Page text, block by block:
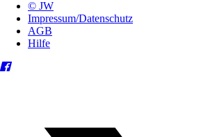
© JW
Impressum/Datenschutz
AGB
Hilfe